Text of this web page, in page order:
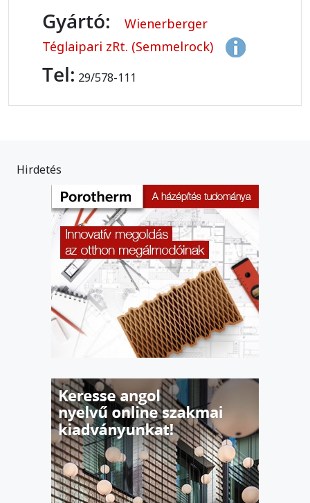
Gyártó:
Wienerberger
Téglaipari zRt. (Semmelrock)
Tel: 29/578-111
Hirdetés